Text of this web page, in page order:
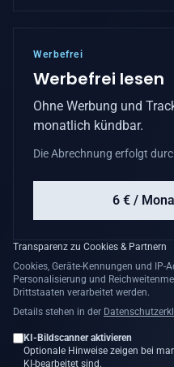
Werbefrei
Werbefrei lesen
Ohne Werbung und
monatlich kündbar.
Die Abrechnung erfolgt
6 € /
Transparenz zu Cookies & Partnern
Cookies, Geräte-Kennungen und IP-
Personalisierung und
Drittstaaten verarbeitet werden.
Details stehen in der
KI-Bildscanner aktivieren
Optionale Hinweise zeigen bei
KI-bearbeitet sind.